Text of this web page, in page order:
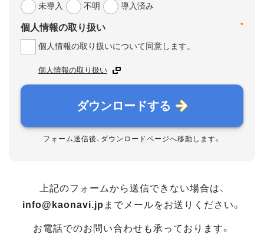
未導入
不明 導入済み
*
個人情報の取り扱い
個人情報の取り扱いについて同意します。
個人情報の取り扱い
ダウンロードする
フォーム送信後、ダウンロードページへ移動します。
上記のフォームから送信できない場合は、
info@kaonavi.jp までメールをお送りください。
お電話でのお問い合わせも承っております。